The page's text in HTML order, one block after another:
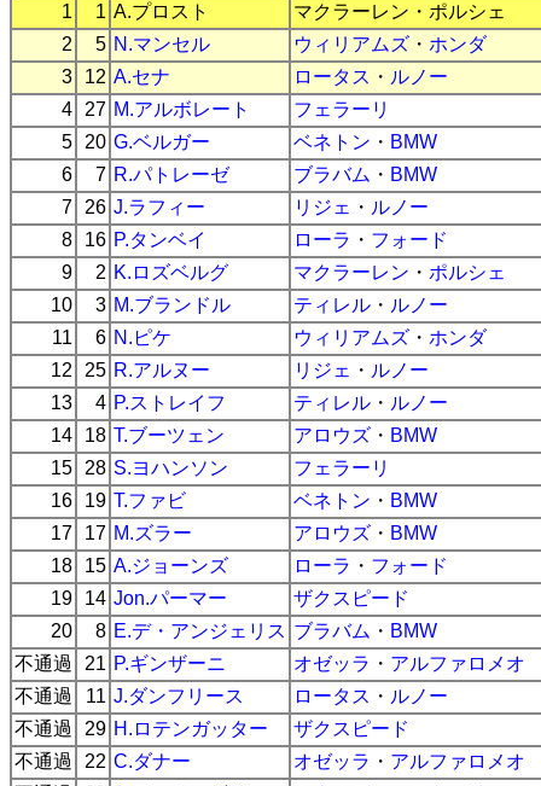
1
1 A.プロスト マクラーレン ・ ポルシェ
2
5 N.マンセル ウィリアムズ ・ ホンダ
3
12 A.セナ ロータス ・ ルノー
4
27 M.アルボレート
フェラーリ
5
20 G.ベルガー ベネトン ・ BMW
6
7 R.パトレーゼ ブラバム ・ BMW
7
26 J.ラフィー リジェ ・ ルノー
8
16 P.タンベイ ローラ ・ フォード
9
2 K.ロズベルグ マクラーレン ・ ポルシェ
10
3 M.ブランドル ティレル ・ ルノー
11
6 N.ピケ ウィリアムズ ・ ホンダ
12
25 R.アルヌー リジェ ・ ルノー
13
4 P.ストレイフ ティレル ・ ルノー
14
18 T.ブーツェン アロウズ ・ BMW
15
28 S.ヨハンソン
フェラーリ
16
19 T.ファビ ベネトン ・ BMW
17
17 M.ズラー アロウズ ・ BMW
18
15 A.ジョーンズ ローラ ・ フォード
19
14 Jon.パーマー
ザクスピード
20
8 E.デ・アンジェリス ブラバム ・ BMW
不通過
21 P.ギンザーニ オゼッラ ・ アルファロメオ
不通過
11 J.ダンフリース ロータス ・ ルノー
不通過
29 H.ロテンガッター
ザクスピード
不通過
22 C.ダナー オゼッラ ・ アルファロメオ